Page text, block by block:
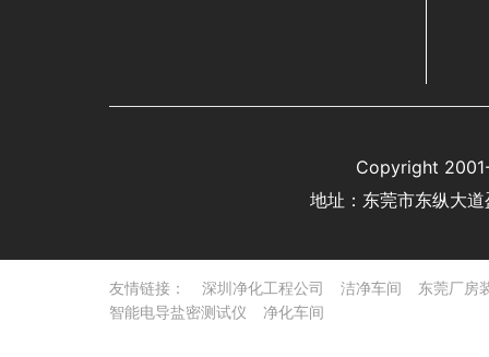
Copyright
地址：东莞市东纵大
友情链接： 深圳净化工程公司 洁净车间
东莞厂房
智能电导盐密测试仪
净化车间